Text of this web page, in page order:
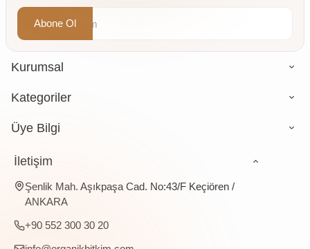
Abone Ol
Kurumsal
Kategoriler
Üye Bilgi
İletişim
Şenlik Mah. Aşıkpaşa Cad. No:43/F Keçiören /
ANKARA
+90 552 300 30 20